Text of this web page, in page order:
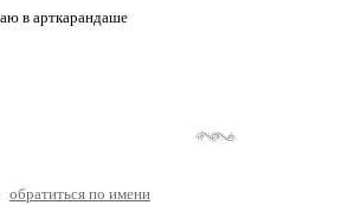
в арткарандаше
обратиться по имени